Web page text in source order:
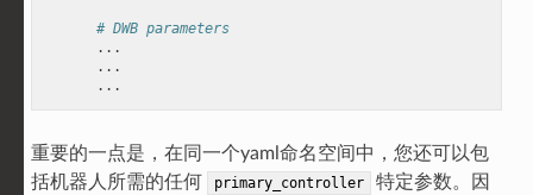
# DWB parameters
...
...
...
重要的一点是，在同一个yaml命名空间中，您还可以包
括机器人所需的任何
primary_controller
特定参数。因